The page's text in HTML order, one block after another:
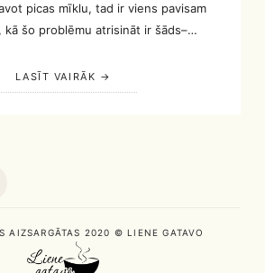
picas mīklu, tad ir viens pavisam
kā šo problēmu atrisināt ir šāds–…
LASĪT VAIRĀK
AIZSARGĀTAS 2020 © LIENE GATAVO